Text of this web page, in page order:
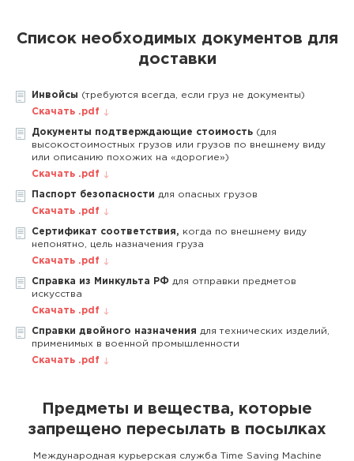
Список необходимых документов для
доставки
Инвойсы (требуются всегда, если груз не документы)
Скачать .pdf
Документы подтверждающие стоимость (для
высокостоимостных грузов или грузов по внешнему виду
или описанию похожих на «дорогие»)
Скачать .pdf
Паспорт безопасности для опасных грузов
Скачать .pdf
Сертификат соответствия, когда по внешнему виду
непонятно, цель назначения груза
Скачать .pdf
Справка из Минкульта РФ для отправки предметов
искусства
Скачать .pdf
Справки двойного назначения для технических изделий,
применимых в военной промышленности
Скачать .pdf
Предметы и вещества, которые
запрещено пересылать в посылках
Международная курьерская служба Time Saving Machine